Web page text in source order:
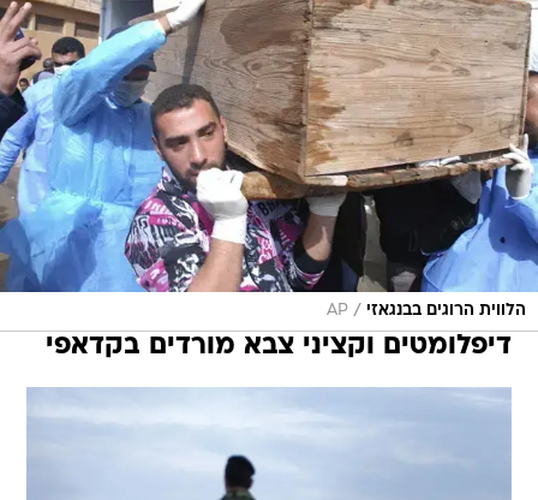
הלווית הרוגים בבנגאזי /
AP
דיפלומטים וקציני צבא מורדים בקדאפי